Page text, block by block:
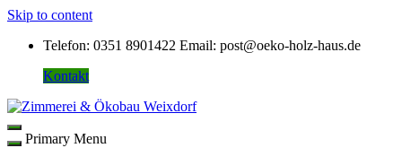
Skip to content
Telefon: 0351 8901422 Email: post@oeko-holz-haus.de
Kontakt
Primary Menu